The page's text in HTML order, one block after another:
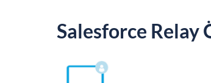
Salesforce Relay